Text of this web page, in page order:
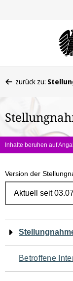
befinden
hier:
zurück zu:
Inhalte beruhen auf
Version der
für
den
Betroffene